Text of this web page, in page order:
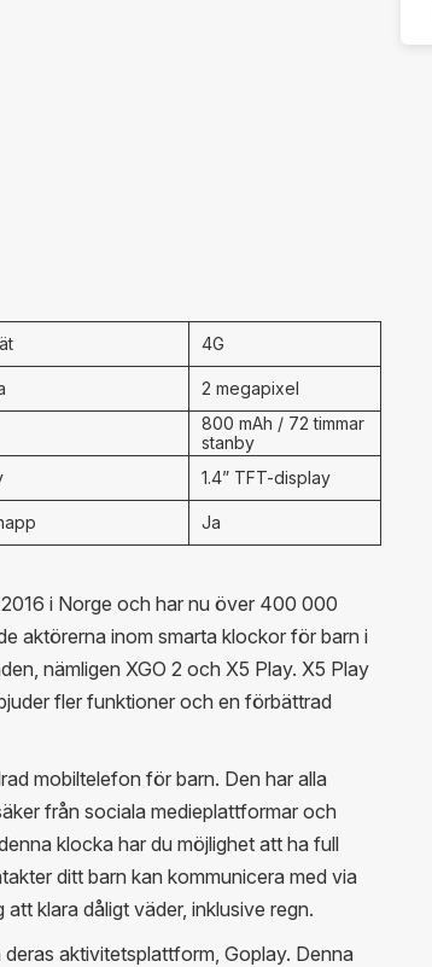
4G
2 megapixel
800 mAh / 72 timmar
stanby
1.4” TFT-display
Ja
i Norge och har nu över 400 000
aktörerna inom smarta klockor för barn i
nämligen XGO 2 och X5 Play. X5 Play
fler funktioner och en förbättrad
mobiltelefon för barn. Den har alla
från sociala medieplattformar och
klocka har du möjlighet att ha full
ditt barn kan kommunicera med via
klara dåligt väder, inklusive regn.
aktivitetsplattform, Goplay. Denna